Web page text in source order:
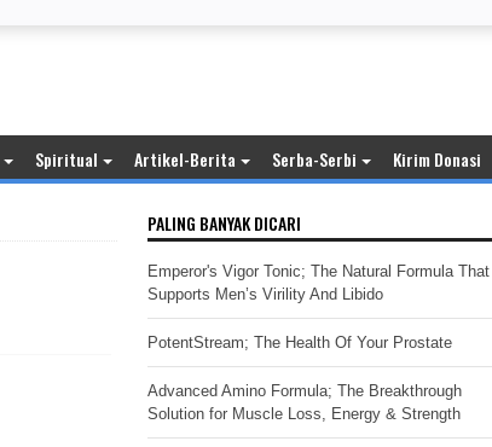
Spiritual Artikel-Berita Serba-Serbi Kirim Donasi
PALING BANYAK DICARI
Emperor's Vigor Tonic; The Natural Formula That
Supports Men’s Virility And Libido
PotentStream; The Health Of Your Prostate
Advanced Amino Formula; The Breakthrough
Solution for Muscle Loss, Energy & Strength